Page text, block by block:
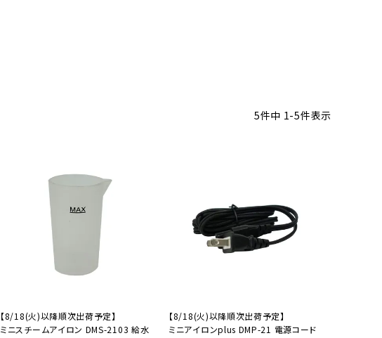
ディスプレイ
5件中 1-5件表示
【8/18(火)以降順次出荷予定】
ミニスチームアイロン DMS-2103 給水
【8/18(火)以降順次出荷予定】
ミニアイロンplus DMP-21 電源コード